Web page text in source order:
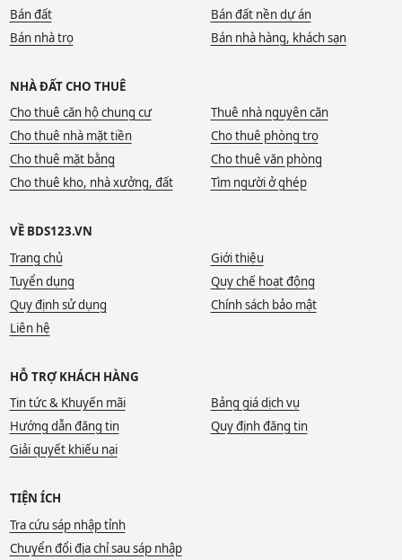
Bán đất
Bán đất nền dự án
Bán nhà trọ
Bán nhà hàng, khách sạn
NHÀ ĐẤT CHO THUÊ
Cho thuê căn hộ chung cư
Thuê nhà nguyên căn
Cho thuê nhà mặt tiền
Cho thuê phòng trọ
Cho thuê mặt bằng
Cho thuê văn phòng
Cho thuê kho, nhà xưởng, đất
Tìm người ở ghép
VỀ BDS123.VN
Trang chủ
Giới thiệu
Tuyển dụng
Quy chế hoạt động
Quy định sử dụng
Chính sách bảo mật
Liên hệ
HỖ TRỢ KHÁCH HÀNG
Tin tức & Khuyến mãi
Bảng giá dịch vụ
Hướng dẫn đăng tin
Quy định đăng tin
Giải quyết khiếu nại
TIỆN ÍCH
Tra cứu sáp nhập tỉnh
Chuyển đổi địa chỉ sau sáp nhập